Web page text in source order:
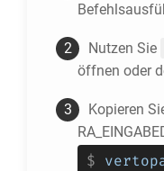
Nutzen Sie
öffnen oder
Kopieren
$